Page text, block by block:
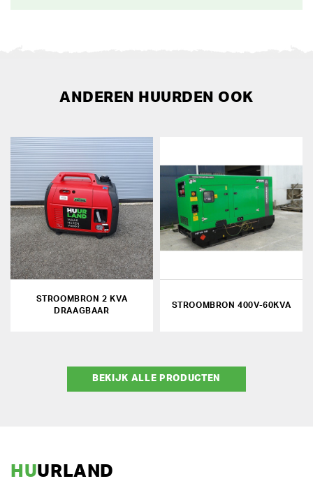
ANDEREN HUURDEN OOK
STROOMBRON 2 KVA
DRAAGBAAR
STROOMBRON 400V-60KVA
BEKIJK ALLE PRODUCTEN
HUURLAND